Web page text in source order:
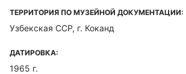
ТЕРРИТОРИЯ ПО МУЗЕЙНОЙ ДОКУМЕНТАЦИИ:
Узбекская ССР, г. Коканд
ДАТИРОВКА:
1965 г.